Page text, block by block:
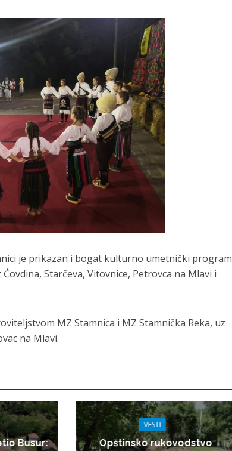
je prikazan i bogat kulturno umetnički program
Starčeva, Vitovnice, Petrovca na Mlavi i
MZ Stamnica i MZ Stamnička Reka, uz
na Mlavi.
Busur:
VESTI
Opštinsko rukovodstvo